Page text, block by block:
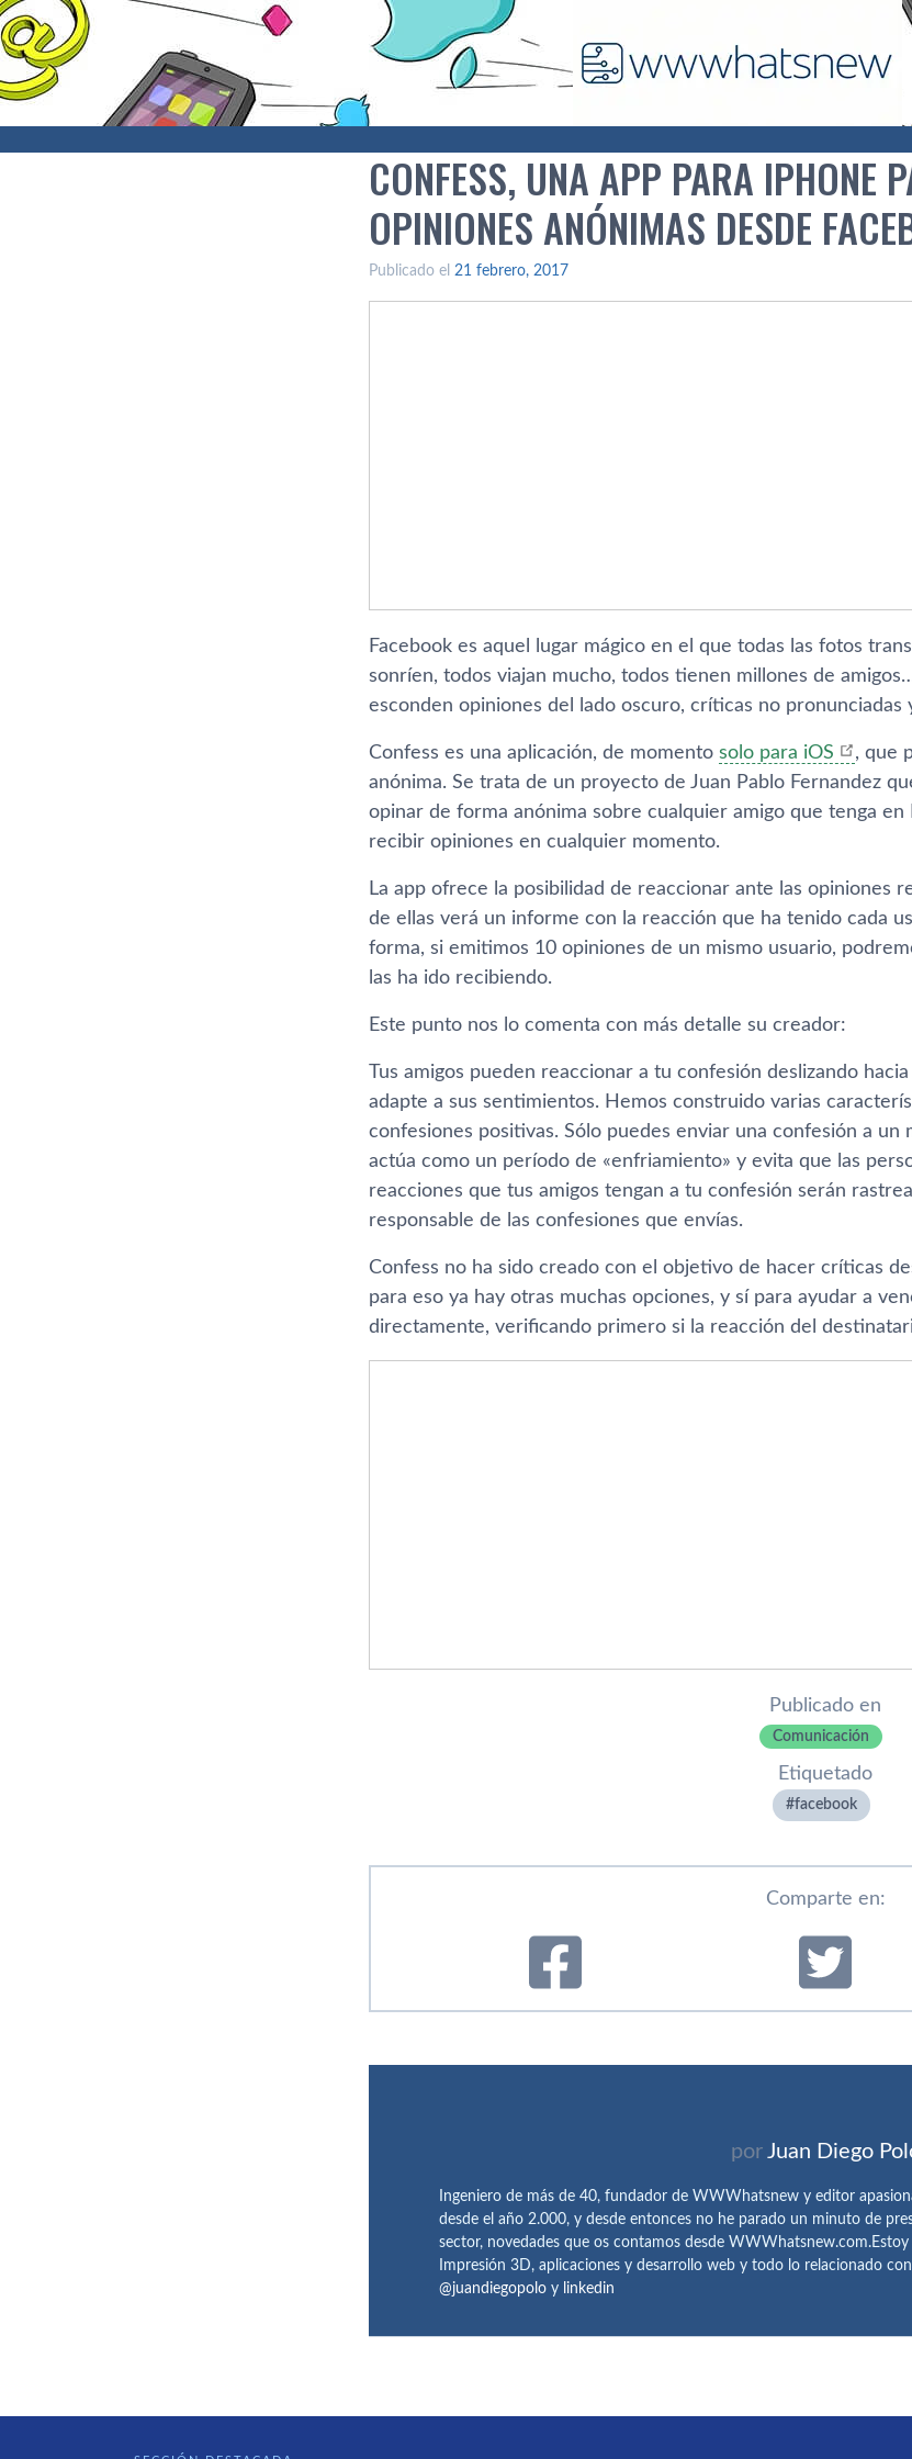
CONFESS, UNA APP PARA IPHONE
OPINIONES ANÓNIMAS DESDE
Publicado el 21 febrero, 2017
Facebook es aquel lugar mágico en el que todas las fotos
sonrí­en, todos viajan mucho, todos tienen millones de
esconden opiniones del lado oscuro, crí­ticas no
Confess es una aplicación, de momento solo para iOS
, que
anónima. Se trata de un proyecto de Juan Pablo Fernandez
opinar de forma anónima sobre cualquier amigo que tenga en
recibir opiniones en cualquier momento.
La app ofrece la posibilidad de reaccionar ante las opiniones
de ellas verá un informe con la reacción que ha tenido cada
forma, si emitimos 10 opiniones de un mismo usuario,
las ha ido recibiendo.
Este punto nos lo comenta con más detalle su creador:
Tus amigos pueden reaccionar a tu confesión deslizando
adapte a sus sentimientos. Hemos construido varias
confesiones positivas. Sólo puedes enviar una confesión a un
actúa como un perí­odo de «enfriamiento» y evita que las
reacciones que tus amigos tengan a tu confesión serán
responsable de las confesiones que enví­as.
Confess no ha sido creado con el objetivo de hacer crí­ticas
para eso ya hay otras muchas opciones, y sí­ para ayudar a
directamente, verificando primero si la reacción del
Publicado en
Comunicación
Etiquetado
facebook
Comparte en:
por Juan Diego
Ingeniero de más de 40, fundador de WWWhatsnew y editor
desde el año 2.000, y desde entonces no he parado un minuto de
sector, novedades que os contamos desde
Impresión 3D, aplicaciones y desarrollo web y todo lo relacionado
@juandiegopolo y linkedin